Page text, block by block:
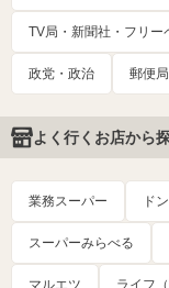
TV局・新聞社・フリー
政党・政治 郵便局
よく行くお店から
業務スーパー ド
スーパーみらべる
マルエツ ライフ